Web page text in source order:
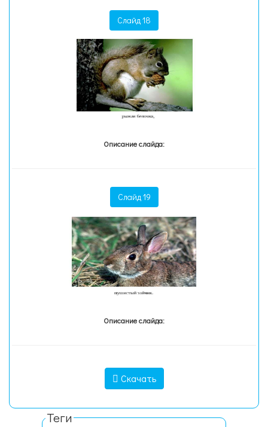
Слайд 18
Описание слайда:
Слайд 19
Описание слайда:
Скачать
Теги